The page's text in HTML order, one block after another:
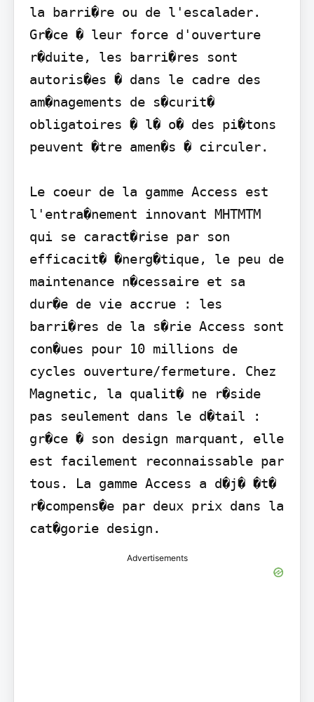
la barri�re ou de l'escalader.
Gr�ce � leur force d'ouverture
r�duite, les barri�res sont
autoris�es � dans le cadre des
am�nagements de s�curit�
obligatoires � l� o� des pi�tons
peuvent �tre amen�s � circuler.
Le coeur de la gamme Access est
l'entra�nement innovant MHTMTM
qui se caract�rise par son
efficacit� �nerg�tique, le peu de
maintenance n�cessaire et sa
dur�e de vie accrue : les
barri�res de la s�rie Access sont
con�ues pour 10 millions de
cycles ouverture/fermeture. Chez
Magnetic, la qualit� ne r�side
pas seulement dans le d�tail :
gr�ce � son design marquant, elle
est facilement reconnaissable par
tous. La gamme Access a d�j� �t�
r�compens�e par deux prix dans la
cat�gorie design.
Advertisements